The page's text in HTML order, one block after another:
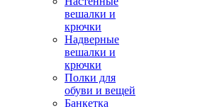
вешалки и
крючки
Надверные
вешалки и
крючки
Полки для
обуви и вещей
Банкетка